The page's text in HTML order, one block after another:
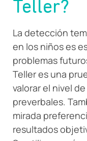
Teller?
La detección
en los niños es
problemas
Teller es una
valorar el nivel
preverbales.
mirada
resultados